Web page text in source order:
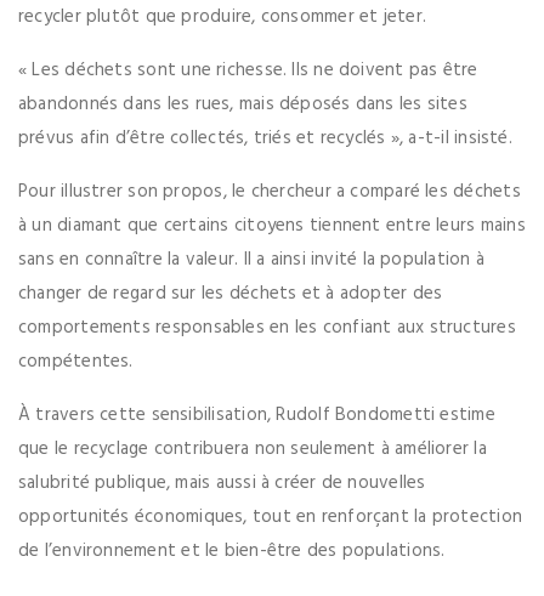
recycler plutôt que produire, consommer et jeter.
« Les déchets sont une richesse. Ils ne doivent pas être
abandonnés dans les rues, mais déposés dans les sites
prévus afin d’être collectés, triés et recyclés », a-t-il insisté.
Pour illustrer son propos, le chercheur a comparé les déchets
à un diamant que certains citoyens tiennent entre leurs mains
sans en connaître la valeur. Il a ainsi invité la population à
changer de regard sur les déchets et à adopter des
comportements responsables en les confiant aux structures
compétentes.
À travers cette sensibilisation, Rudolf Bondometti estime
que le recyclage contribuera non seulement à améliorer la
salubrité publique, mais aussi à créer de nouvelles
opportunités économiques, tout en renforçant la protection
de l’environnement et le bien-être des populations.